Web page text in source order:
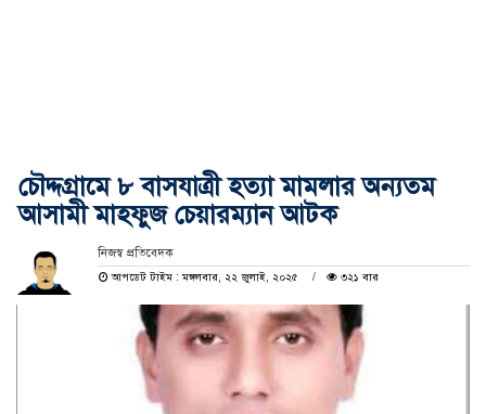
চৌদ্দগ্রামে ৮ বাসযাত্রী হত্যা মামলার অন্যতম
আসামী মাহফুজ চেয়ারম্যান আটক
নিজস্ব প্রতিবেদক
আপডেট টাইম : মঙ্গলবার, ২২ জুলাই, ২০২৫
৩২১ বার